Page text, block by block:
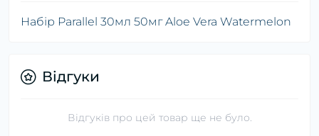
Набір Parallel 30мл 50мг Aloe Vera Watermelon
Відгуки
Відгуків про цей товар ще не було.